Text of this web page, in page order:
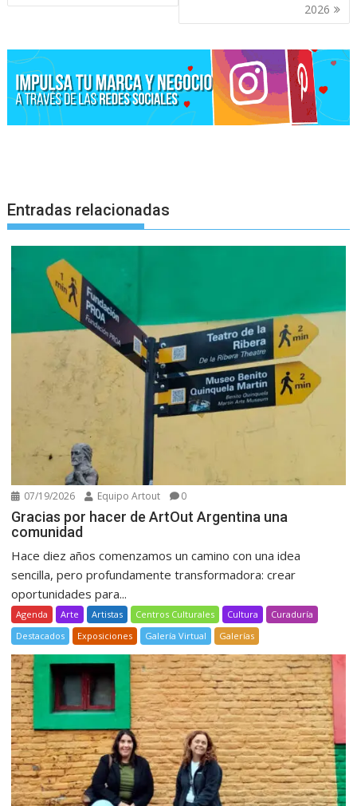
2026
Entradas relacionadas
07/19/2026 Equipo Artout 0
Gracias por hacer de ArtOut Argentina una
comunidad
Hace diez años comenzamos un camino con una idea
sencilla, pero profundamente transformadora: crear
oportunidades para...
Agenda Arte Artistas Centros Culturales Cultura
Curaduría
Destacados
Exposiciones Galería Virtual Galerías